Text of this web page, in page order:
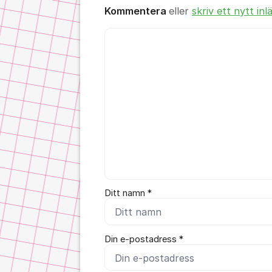
Kommentera eller skriv ett nytt
Ditt namn *
Din e-postadress *